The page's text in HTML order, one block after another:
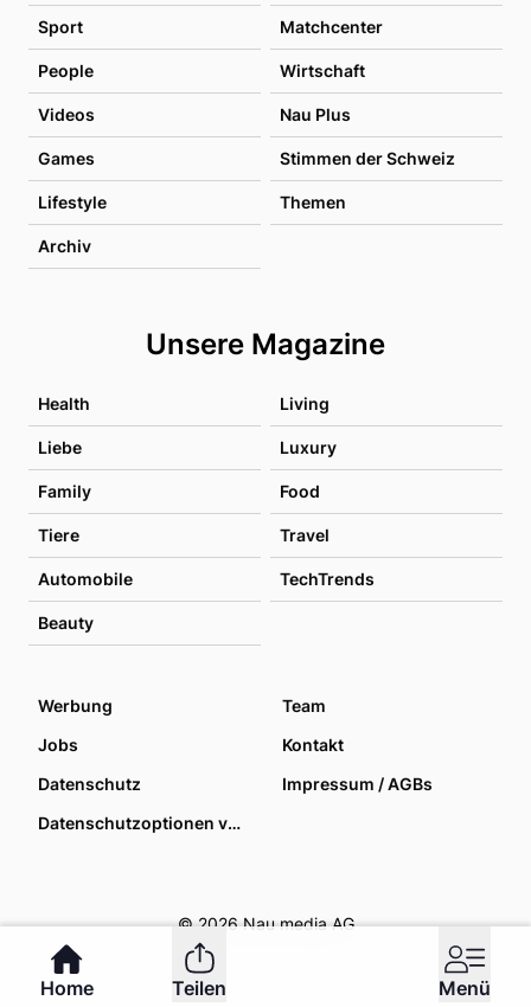
Sport Matchcenter
People Wirtschaft
Videos Nau Plus
Games Stimmen der Schweiz
Lifestyle Themen
Archiv
Unsere Magazine
Health Living
Liebe Luxury
Family Food
Tiere Travel
Automobile TechTrends
Beauty
Werbung
Team
Jobs
Kontakt
Datenschutz
Impressum / AGBs
Datenschutzoptionen verwalten
© 2026 Nau media AG
Home Teilen Menü